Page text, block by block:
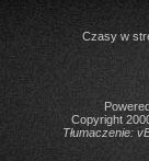
Czasy w
Copyright
Tłumaczenie: